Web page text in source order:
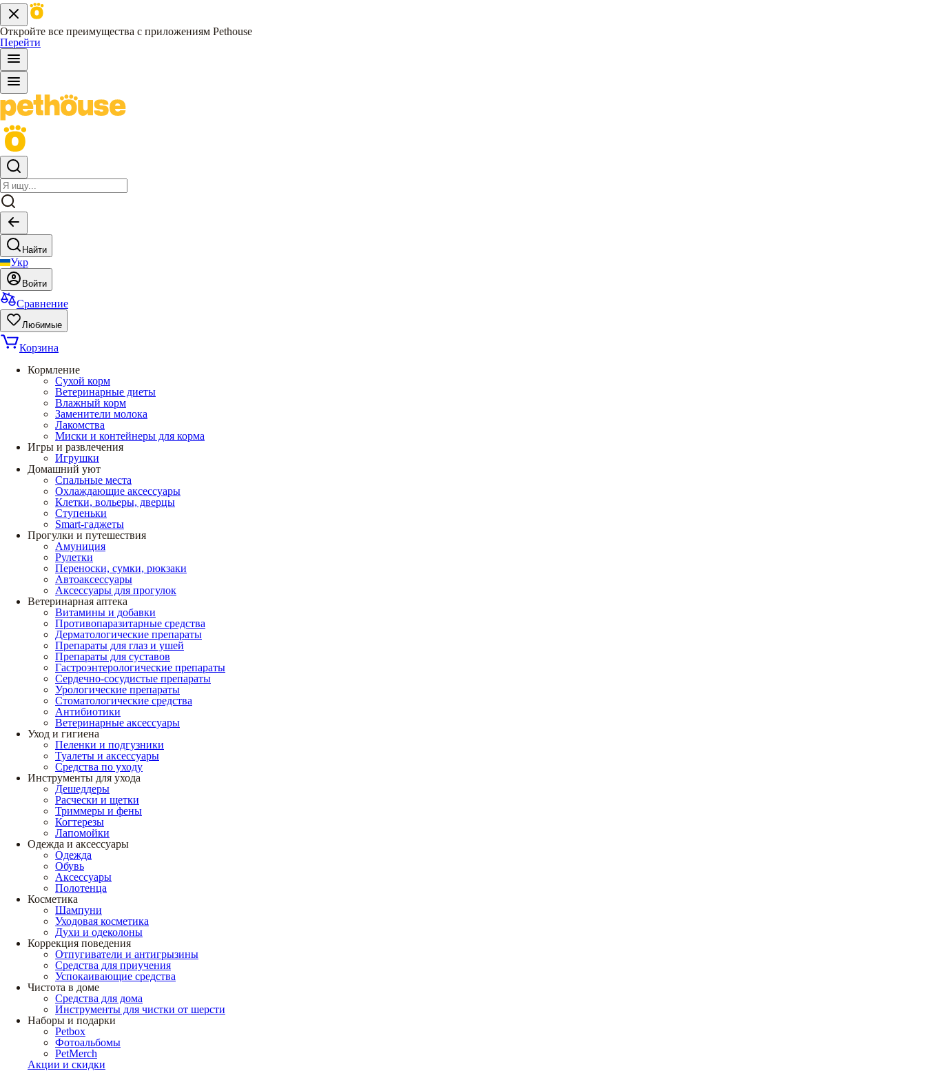
Откройте все преимущества с приложениям Pethouse
Перейти
Найти
Укр
Войти
Сравнение
Любимые
Корзина
Кормление
Сухой корм
Ветеринарные диеты
Влажный корм
Заменители молока
Лакомства
Миски и контейнеры для корма
Игры и развлечения
Игрушки
Домашний уют
Спальные места
Охлаждающие аксессуары
Клетки, вольеры, дверцы
Ступеньки
Smart-гаджеты
Прогулки и путешествия
Амуниция
Рулетки
Переноски, сумки, рюкзаки
Автоаксессуары
Аксессуары для прогулок
Ветеринарная аптека
Витамины и добавки
Противопаразитарные средства
Дерматологические препараты
Препараты для глаз и ушей
Препараты для суставов
Гастроэнтерологические препараты
Сердечно-сосудистые препараты
Урологические препараты
Стоматологические средства
Антибиотики
Ветеринарные аксессуары
Уход и гигиена
Пеленки и подгузники
Туалеты и аксессуары
Средства по уходу
Инструменты для ухода
Дешеддеры
Расчески и щетки
Триммеры и фены
Когтерезы
Лапомойки
Одежда и аксессуары
Одежда
Обувь
Аксессуары
Полотенца
Косметика
Шампуни
Уходовая косметика
Духи и одеколоны
Коррекция поведения
Отпугиватели и антигрызины
Средства для приучения
Успокаивающие средства
Чистота в доме
Средства для дома
Инструменты для чистки от шерсти
Наборы и подарки
Petbox
Фотоальбомы
PetMerch
Акции и скидки